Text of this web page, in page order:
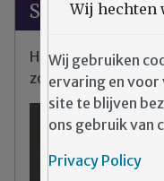
Suggesties?
Heeft u klachten,
zorg binnen
Wij hechten
Wij gebruiken
ervaring en voor
site te blijven
ons gebruik van
Privacy Policy